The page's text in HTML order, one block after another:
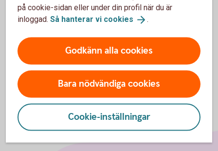
och statistik.
Inställningar för cookies
på cookie-sidan eller under din profil när du är
inloggad. Så hanterar vi cookies .
Godkänn alla cookies
Bara nödvändiga cookies
Cookie-inställningar